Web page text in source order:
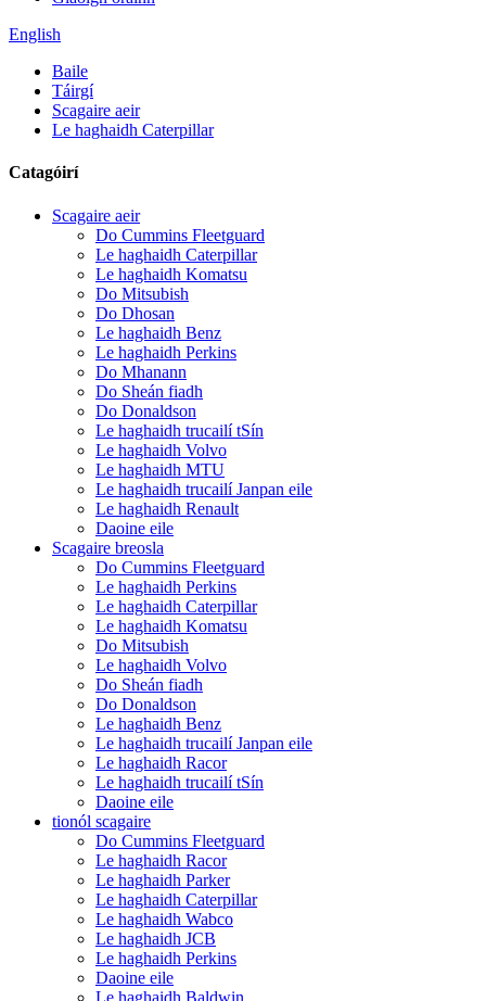
English
Baile
Táirgí
Scagaire aeir
Le haghaidh Caterpillar
Catagóirí
Scagaire aeir
Do Cummins Fleetguard
Le haghaidh Caterpillar
Le haghaidh Komatsu
Do Mitsubish
Do Dhosan
Le haghaidh Benz
Le haghaidh Perkins
Do Mhanann
Do Sheán fiadh
Do Donaldson
Le haghaidh trucailí tSín
Le haghaidh Volvo
Le haghaidh MTU
Le haghaidh trucailí Janpan eile
Le haghaidh Renault
Daoine eile
Scagaire breosla
Do Cummins Fleetguard
Le haghaidh Perkins
Le haghaidh Caterpillar
Le haghaidh Komatsu
Do Mitsubish
Le haghaidh Volvo
Do Sheán fiadh
Do Donaldson
Le haghaidh Benz
Le haghaidh trucailí Janpan eile
Le haghaidh Racor
Le haghaidh trucailí tSín
Daoine eile
tionól scagaire
Do Cummins Fleetguard
Le haghaidh Racor
Le haghaidh Parker
Le haghaidh Caterpillar
Le haghaidh Wabco
Le haghaidh JCB
Le haghaidh Perkins
Daoine eile
Le haghaidh Baldwin